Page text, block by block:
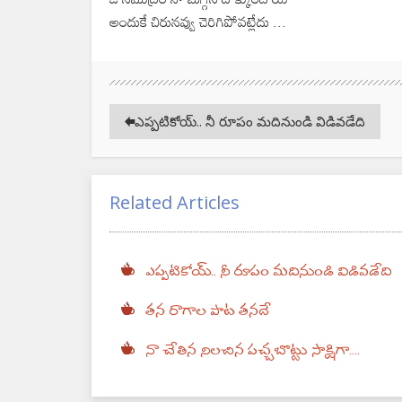
అందుకే చిరునవ్వు చెరిగిపోవట్లేదు ...
ఎప్పటికోయ్.. నీ రూపం మదినుండి విడివడేది
Related Articles
ఎప్పటికోయ్.. నీ రూపం మదినుండి విడివడేది
తన రాగాల పాట తనదే
నా చేతిన నిలచిన పచ్చబొట్టు సాక్షిగా....